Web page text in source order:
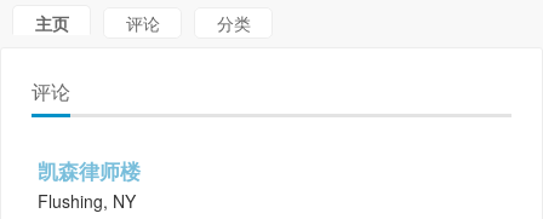
主页 评论 分类
评论
凯森律师楼
Flushing, NY